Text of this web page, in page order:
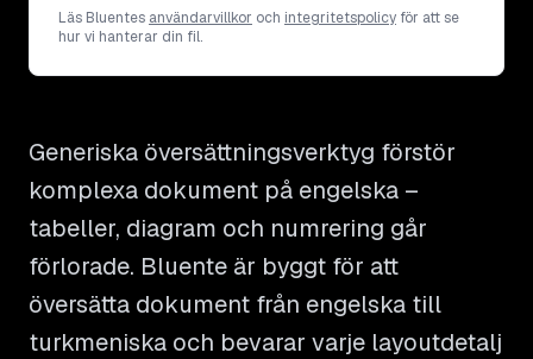
Läs Bluentes användarvillkor och integritetspolicy för att se
hur vi hanterar din fil.
Generiska översättningsverktyg förstör
komplexa dokument på engelska –
tabeller, diagram och numrering går
förlorade. Bluente är byggt för att
översätta dokument från engelska till
turkmeniska och bevarar varje layoutdetalj